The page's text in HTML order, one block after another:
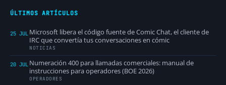
ÚLTIMOS ARTÍCULOS
25 JUL Microsoft libera el código fuente de Comic Chat, el cliente de
IRC que convertía tus conversaciones en cómic
NOTICIAS
20 JUL Numeración 400 para llamadas comerciales: manual de
instrucciones para operadores (BOE 2026)
OPERADORES